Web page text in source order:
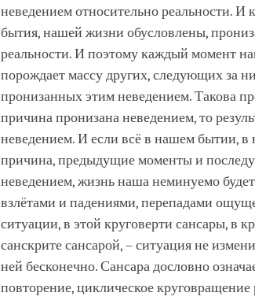
неведением относительно реальности.
бытия, нашей жизни обусловлены,
реальности. И поэтому каждый момент
порождает массу других, следующих за
пронизанных этим неведением. Такова
причина пронизана неведением, то
неведением. И если всё в нашем бытии,
причина, предыдущие моменты и
неведением, жизнь наша неминуемо
взлётами и падениями, перепадами
ситуации, в этой круговерти сансары, в
санскрите сансарой, – ситуация не
ней бесконечно. Сансара дословно
повторение, циклическое